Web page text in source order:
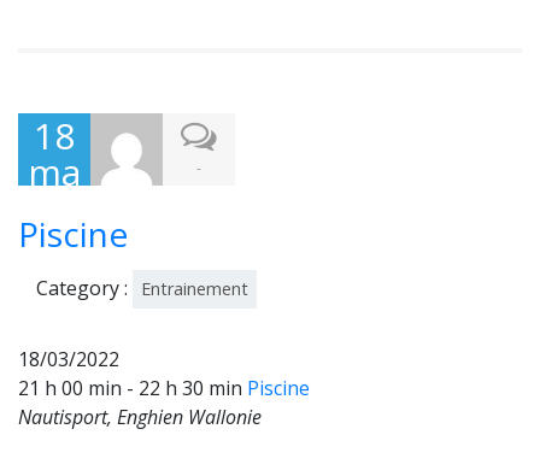
18
ma
202
2
-
Piscine
Category : Entrainement
18/03/2022
21 h 00 min - 22 h 30 min Piscine
Nautisport, Enghien Wallonie